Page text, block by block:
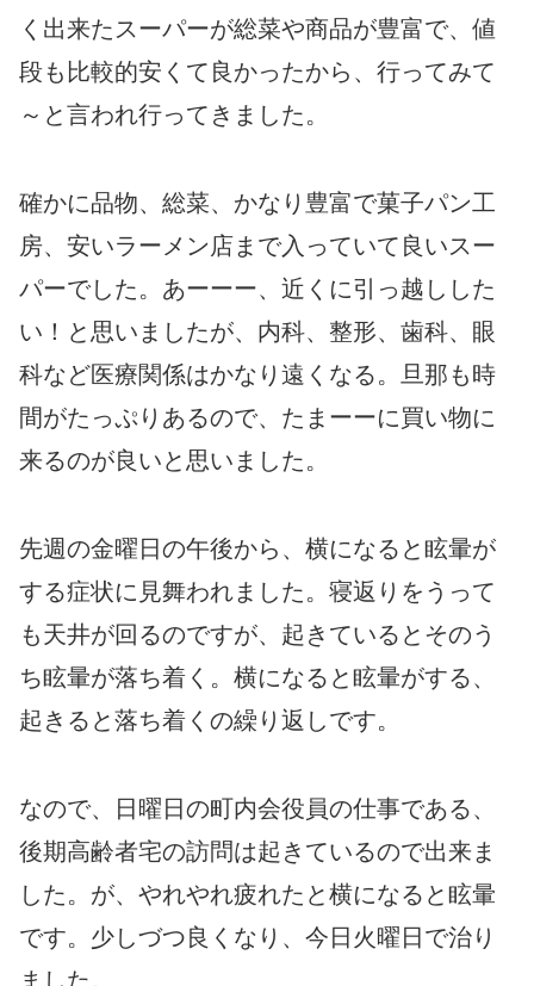
く出来たスーパーが総菜や商品が豊富で、値
段も比較的安くて良かったから、行ってみて
～と言われ行ってきました。
確かに品物、総菜、かなり豊富で菓子パン工
房、安いラーメン店まで入っていて良いスー
パーでした。あーーー、近くに引っ越しした
い！と思いましたが、内科、整形、歯科、眼
科など医療関係はかなり遠くなる。旦那も時
間がたっぷりあるので、たまーーに買い物に
来るのが良いと思いました。
先週の金曜日の午後から、横になると眩暈が
する症状に見舞われました。寝返りをうって
も天井が回るのですが、起きているとそのう
ち眩暈が落ち着く。横になると眩暈がする、
起きると落ち着くの繰り返しです。
なので、日曜日の町内会役員の仕事である、
後期高齢者宅の訪問は起きているので出来ま
した。が、やれやれ疲れたと横になると眩暈
です。少しづつ良くなり、今日火曜日で治り
ました。